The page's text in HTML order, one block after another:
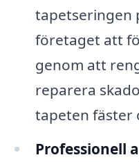
tapetseringen
företaget att
genom att
reparera
tapeten fäster
Professionell